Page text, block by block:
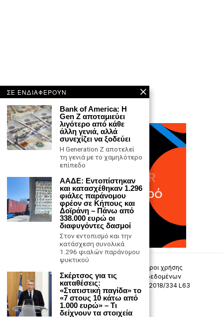
Όροι χρήσης
Πολιτική προστασίας προσωπικών δεδομένων
Δήλωση συμμόρφωσης -σύσταση (ΕΕ) 2018/334 L63
Μ.Η.Τ. 242033
ΣΕ ΕΝΔΙΑΦΕΡΟΥΝ
Bank of America: Η
Gen Z αποταμιεύει
λιγότερο από κάθε
άλλη γενιά, αλλά
συνεχίζει να ξοδεύει
H Generation Z αποτελεί
τη γενιά με το χαμηλότερο
επίπεδο
ΑΑΔΕ: Εντοπίστηκαν
και κατασχέθηκαν 1.296
φιάλες παράνομου
φρέον σε Κήπους και
Δοϊράνη – Πάνω από
338.000 ευρώ οι
διαφυγόντες δασμοί
Στον εντοπισμό και την
κατάσχεση συνολικά
1.296 φιαλών παράνομου
ψυκτικού
Σκέρτσος για τις
καταθέσεις:
«Στατιστική παγίδα» το
«7 στους 10 κάτω από
1.000 ευρώ» – Τι
δείχνουν τα στοιχεία